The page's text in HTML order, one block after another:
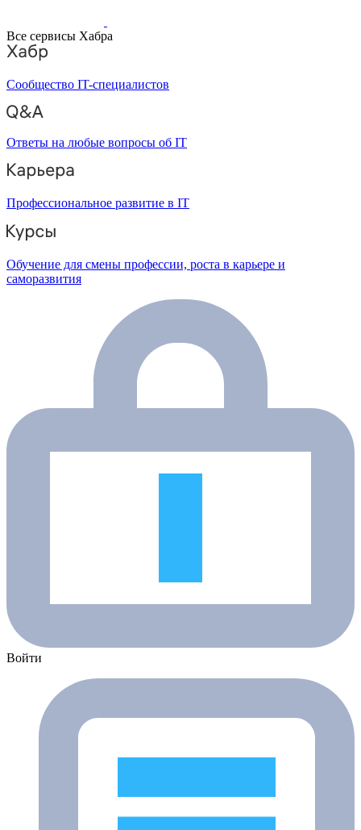
Все сервисы Хабра
Сообщество IT-специалистов
Ответы на любые вопросы об IT
Профессиональное развитие в IT
Обучение для смены профессии, роста в карьере и
саморазвития
Войти